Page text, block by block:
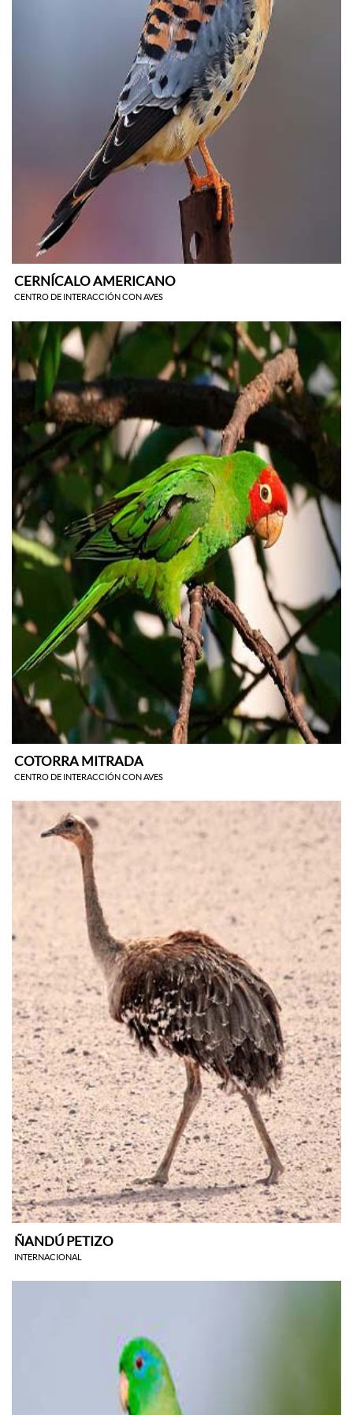
CERNÍCALO AMERICANO
CENTRO DE INTERACCIÓN CON AVES
COTORRA MITRADA
CENTRO DE INTERACCIÓN CON AVES
ÑANDÚ PETIZO
INTERNACIONAL